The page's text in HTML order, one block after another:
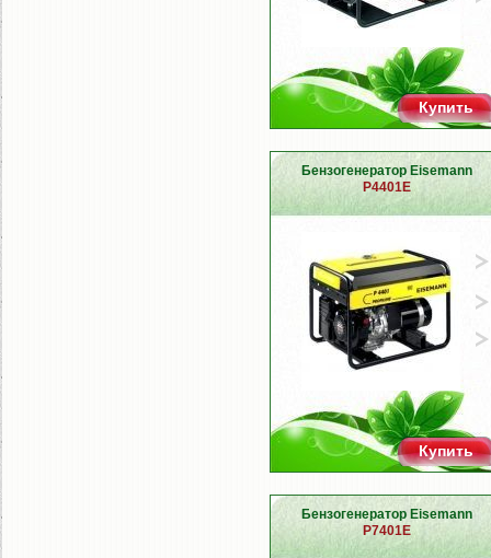
Купить
Бензогенератор Eisemann
P4401E
Купить
Бензогенератор Eisemann
P7401E